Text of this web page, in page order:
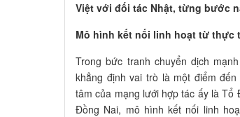
Việt với đối tác Nhật, từng bước
Mô hình kết nối linh hoạt từ thực
Trong bức tranh chuyển dịch
khẳng định vai trò là một điểm
tâm của mạng lưới hợp tác ấy là
Đồng Nai, mô hình kết nối linh